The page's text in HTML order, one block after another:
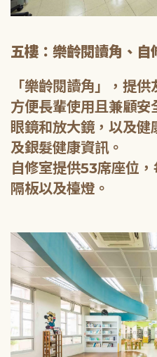
五樓：樂齡閱讀角、自
「樂齡閱讀角」，提
方便長輩使用且兼顧
眼鏡和放大鏡，以及
及銀髮健康資訊。
自修室提供53席座位